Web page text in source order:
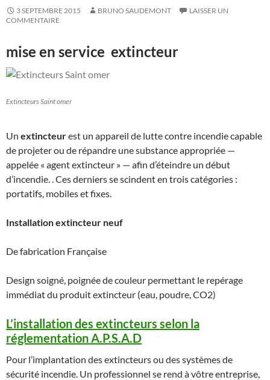
3 SEPTEMBRE 2015 BRUNO SAUDEMONT
LAISSER UN
COMMENTAIRE
mise en service extincteur
Extincteurs Saint omer
Un extincteurest un appareil de lutte contre incendie capable
de projeter ou de répandre une substance appropriée —
appelée « agent extincteur » — afin d’éteindre un début
d’incendie. . Ces derniers se scindent en trois catégories :
portatifs, mobiles et fixes.
Installation extincteur neuf
De fabrication Française
Design soigné, poignée de couleur permettant le repérage
immédiat du produit extincteur (eau, poudre, CO2)
L’installation des extincteurs selon la
réglementation A.P.S.A.D
Pour l’implantation des extincteurs ou des systèmes de
sécurité incendie. Un professionnel se rend à vôtre entreprise,